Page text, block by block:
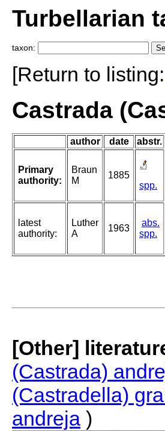
Turbellarian
taxon:
[Return to listing:
Castrada
author date abstr.
Primary
authority:
Braun
M
1885
spp.
latest
authority:
Luther
A
1963
abs.
spp.
[Other]
(Castrada)
(Castradella)
andreja )